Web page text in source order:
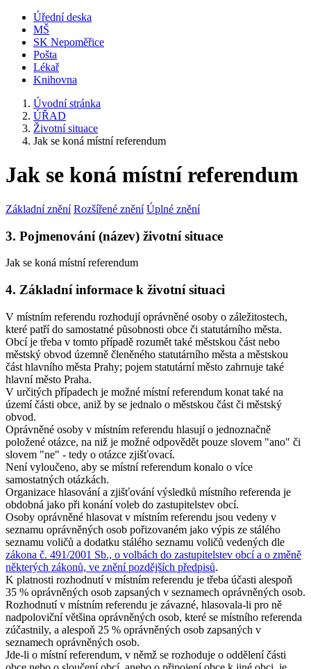
Úřední deska
MŠ
SK Nepoměřice
Pošta
Lékař
Knihovna
Úvodní stránka
ÚŘAD
Životní situace
Jak se koná místní referendum
Jak se koná místní referendum
Základní znění Rozšířené znění Úplné znění
3. Pojmenování (název) životní situace
Jak se koná místní referendum
4. Základní informace k životní situaci
V místním referendu rozhodují oprávněné osoby o záležitostech,
které patří do samostatné působnosti obce či statutárního města.
Obcí je třeba v tomto případě rozumět také městskou část nebo
městský obvod územně členěného statutárního města a městskou
část hlavního města Prahy; pojem statutární město zahrnuje také
hlavní město Praha.
V určitých případech je možné místní referendum konat také na
území části obce, aniž by se jednalo o městskou část či městský
obvod.
Oprávněné osoby v místním referendu hlasují o jednoznačně
položené otázce, na niž je možné odpovědět pouze slovem "ano" či
slovem "ne" - tedy o otázce zjišťovací.
Není vyloučeno, aby se místní referendum konalo o více
samostatných otázkách.
Organizace hlasování a zjišťování výsledků místního referenda je
obdobná jako při konání voleb do zastupitelstev obcí.
Osoby oprávněné hlasovat v místním referendu jsou vedeny v
seznamu oprávněných osob pořizovaném jako výpis ze stálého
seznamu voličů a dodatku stálého seznamu voličů vedených dle
zákona č. 491/2001 Sb., o volbách do zastupitelstev obcí a o změně
některých zákonů, ve znění pozdějších předpisů.
K platnosti rozhodnutí v místním referendu je třeba účasti alespoň
35 % oprávněných osob zapsaných v seznamech oprávněných osob.
Rozhodnutí v místním referendu je závazné, hlasovala-li pro ně
nadpoloviční většina oprávněných osob, které se místního referenda
zúčastnily, a alespoň 25 % oprávněných osob zapsaných v
seznamech oprávněných osob.
Jde-li o místní referendum, v němž se rozhoduje o oddělení části